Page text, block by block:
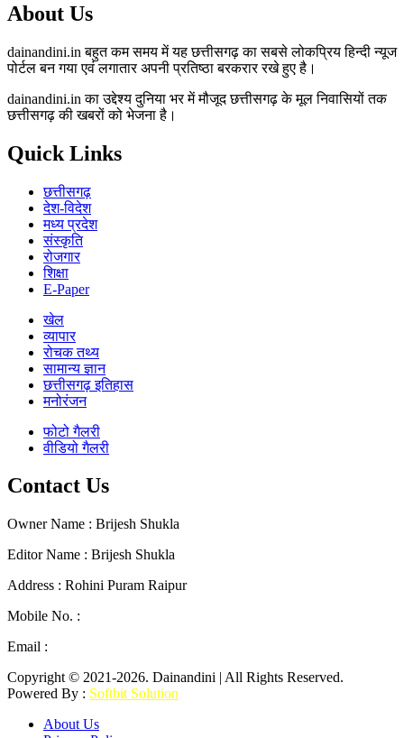
About Us
dainandini.in बहुत कम समय में यह छत्तीसगढ़ का सबसे लोकप्रिय हिन्दी न्यूज
पोर्टल बन गया एवं लगातार अपनी प्रतिष्ठा बरकरार रखे हुए है।
dainandini.in का उद्देश्य दुनिया भर में मौजूद छत्तीसगढ़ के मूल निवासियों तक
छत्तीसगढ़ की खबरों को भेजना है।
Quick Links
छत्तीसगढ़
देश-विदेश
मध्य प्रदेश
संस्कृति
रोजगार
शिक्षा
E-Paper
खेल
व्यापार
रोचक तथ्य
सामान्य ज्ञान
छत्तीसगढ़ इतिहास
मनोरंजन
फोटो गैलरी
वीडियो गैलरी
Contact Us
Owner Name : Brijesh Shukla
Editor Name : Brijesh Shukla
Address : Rohini Puram Raipur
Mobile No. :
Email :
Copyright © 2021-2026. Dainandini | All Rights Reserved.
Powered By : Softbit Solution
About Us